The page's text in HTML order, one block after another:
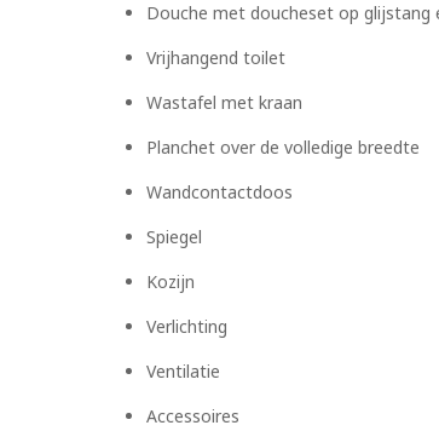
Douche met doucheset op glijstang
Vrijhangend toilet
Wastafel met kraan
Planchet over de volledige breedte
Wandcontactdoos
Spiegel
Kozijn
Verlichting
Ventilatie
Accessoires